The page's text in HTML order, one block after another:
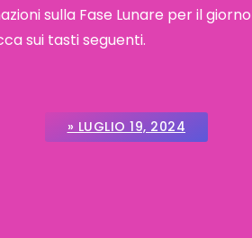
sulla Fase Lunare per il giorno
sui tasti seguenti.
» LUGLIO 19, 2024